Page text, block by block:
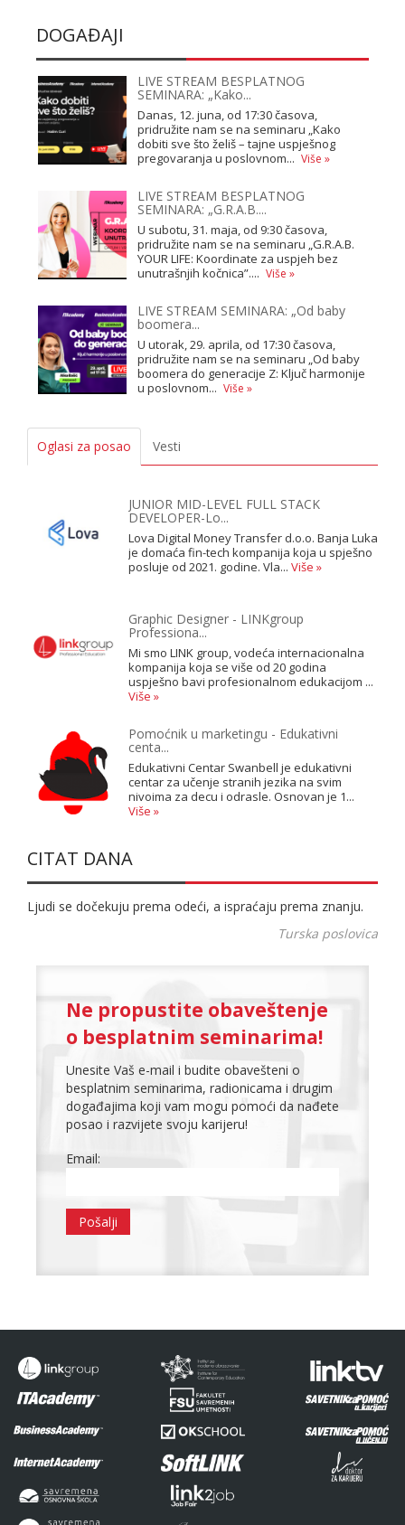
DOGAĐAJI
LIVE STREAM BESPLATNOG
SEMINARA: „Kako...
Danas, 12. juna, od 17:30 časova,
pridružite nam se na seminaru „Kako
dobiti sve što želiš – tajne uspješnog
pregovaranja u poslovnom... Više »
LIVE STREAM BESPLATNOG
SEMINARA: „G.R.A.B....
U subotu, 31. maja, od 9:30 časova,
pridružite nam se na seminaru „G.R.A.B.
YOUR LIFE: Koordinate za uspjeh bez
unutrašnjih kočnica”.... Više »
LIVE STREAM SEMINARA: „Od baby
boomera...
U utorak, 29. aprila, od 17:30 časova,
pridružite nam se na seminaru „Od baby
boomera do generacije Z: Ključ harmonije
u poslovnom... Više »
Oglasi za posao Vesti
JUNIOR MID-LEVEL FULL STACK
DEVELOPER-Lo...
Lova Digital Money Transfer d.o.o. Banja Luka
je domaća fin-tech kompanija koja u spješno
posluje od 2021. godine. Vla... Više »
Graphic Designer - LINKgroup
Professiona...
Mi smo LINK group, vodeća internacionalna
kompanija koja se više od 20 godina
uspješno bavi profesionalnom edukacijom ...
Više »
Pomoćnik u marketingu - Edukativni
centa...
Edukativni Centar Swanbell je edukativni
centar za učenje stranih jezika na svim
nivoima za decu i odrasle. Osnovan je 1...
Više »
CITAT DANA
Ljudi se dočekuju prema odeći, a ispraćaju prema znanju.
Turska poslovica
Ne propustite obaveštenje
o besplatnim seminarima!
Unesite Vaš e-mail i budite obavešteni o
besplatnim seminarima, radionicama i drugim
događajima koji vam mogu pomoći da nađete
posao i razvijete svoju karijeru!
Email: